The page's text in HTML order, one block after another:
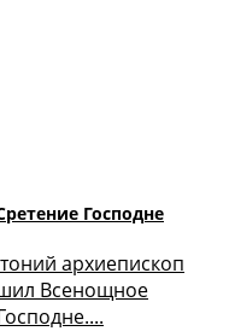
Господне
архиепископ
Всенощное